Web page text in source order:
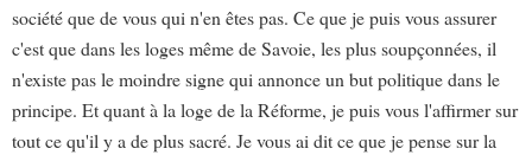
société que de vous qui n'en êtes pas. Ce que je puis vous assurer
c'est que dans les loges même de Savoie, les plus soupçonnées, il
n'existe pas le moindre signe qui annonce un but politique dans le
principe. Et quant à la loge de la Réforme, je puis vous l'affirmer sur
tout ce qu'il y a de plus sacré. Je vous ai dit ce que je pense sur la